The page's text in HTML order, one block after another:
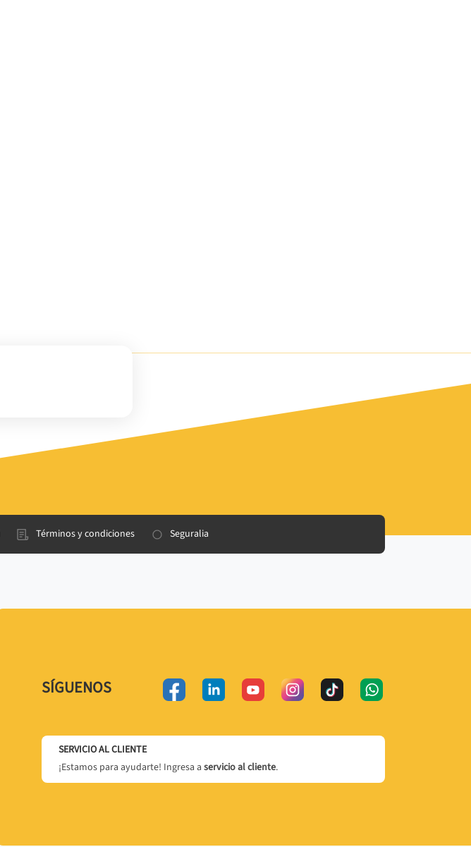
Términos y condiciones Seguralia
SÍGUENOS
SERVICIO AL CLIENTE
¡Estamos para ayudarte! Ingresa a servicio al cliente.